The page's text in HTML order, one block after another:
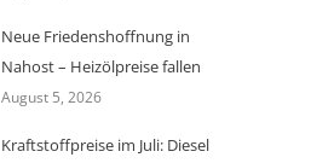
Neue Friedenshoffnung in
Nahost – Heizölpreise fallen
August 5, 2026
Kraftstoffpreise im Juli: Diesel